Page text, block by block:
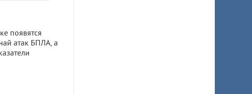
появятся
атак БПЛА, а